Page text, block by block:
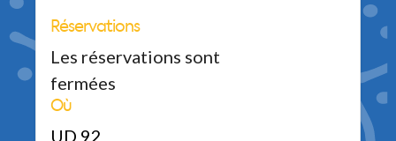
Télécharger ICS
Calendrier Google
Réservations
Les réservations sont
fermées
Où
UD 92